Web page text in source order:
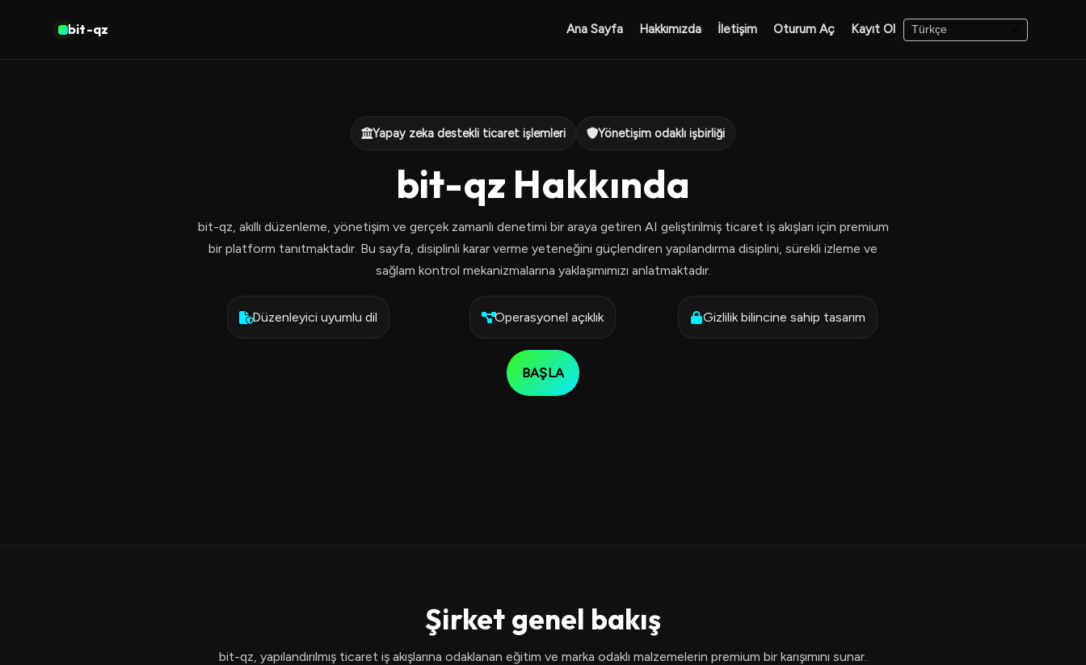
bit-qz Ana Sayfa Hakkımızda İletişim Oturum Aç Kayıt Ol
Yapay zeka destekli ticaret işlemleri Yönetişim odaklı işbirliği
bit-qz Hakkında
bit-qz, akıllı düzenleme, yönetişim ve gerçek zamanlı denetimi bir araya getiren AI geliştirilmiş ticaret iş akışları için premium
bir platform tanıtmaktadır. Bu sayfa, disiplinli karar verme yeteneğini güçlendiren yapılandırma disiplini, sürekli izleme ve
sağlam kontrol mekanizmalarına yaklaşımımızı anlatmaktadır.
Düzenleyici uyumlu dil Operasyonel açıklık Gizlilik bilincine sahip tasarım
BAŞLA
Şirket genel bakış
bit-qz, yapılandırılmış ticaret iş akışlarına odaklanan eğitim ve marka odaklı malzemelerin premium bir karışımını sunar.